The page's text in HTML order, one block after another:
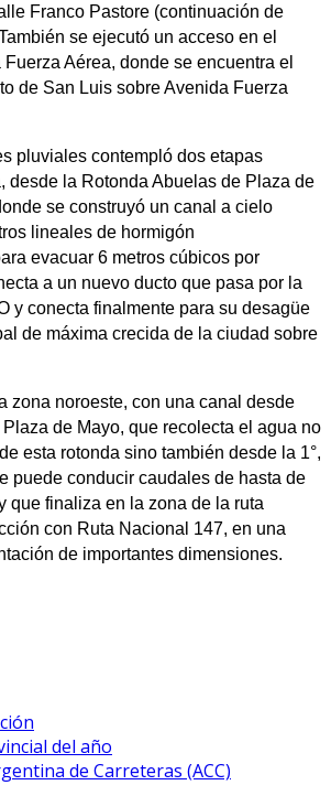
Franco Pastore (continuación de
se ejecutó un acceso en el
Aérea, donde se encuentra el
de San Luis sobre Avenida Fuerza
pluviales contempló dos etapas
desde la Rotonda Abuelas de Plaza de
se construyó un canal a cielo
lineales de hormigón
evacuar 6 metros cúbicos por
a un nuevo ducto que pasa por la
y conecta finalmente para su desagüe
de máxima crecida de la ciudad sobre
zona noroeste, con una canal desde
de Mayo, que recolecta el agua no
esta rotonda sino también desde la 1°,
puede conducir caudales de hasta de
que finaliza en la zona de la ruta
con Ruta Nacional 147, en una
de importantes dimensiones.
del año
de Carreteras (ACC)